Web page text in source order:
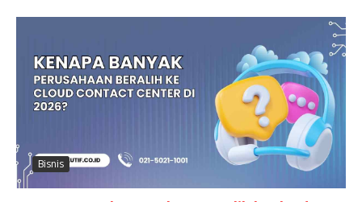
Bisnis